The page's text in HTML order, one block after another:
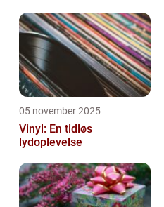
05 november 2025
Vinyl: En tidløs
lydoplevelse